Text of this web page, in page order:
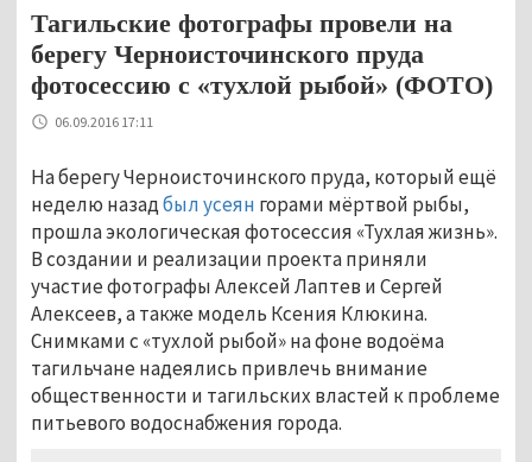
Тагильские фотографы провели на
берегу Черноисточинского пруда
фотосессию с «тухлой рыбой» (ФОТО)
06.09.2016 17:11
На берегу Черноисточинского пруда, который ещё
неделю назадбыл усеян горами мёртвой рыбы,
прошла экологическая фотосессия «Тухлая жизнь».
В создании и реализации проекта приняли
участие фотографы Алексей Лаптев и Сергей
Алексеев, а также модель Ксения Клюкина.
Снимками с «тухлой рыбой» на фоне водоёма
тагильчане надеялись привлечь внимание
общественности и тагильских властей к проблеме
питьевого водоснабжения города.